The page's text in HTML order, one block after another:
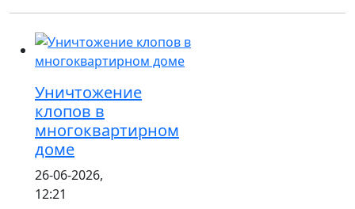
Уничтожение
клопов в
многоквартирном
доме
26-06-2026,
12:21